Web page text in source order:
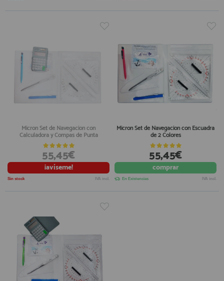
Micron Set de Navegacion con
Calculadora y Compas de Punta
55,45€
¡avíseme!
Sin stock IVA incl.
Micron Set de Navegacion con Escuadra
de 2 Colores
55,45€
comprar
En Existencias IVA incl.